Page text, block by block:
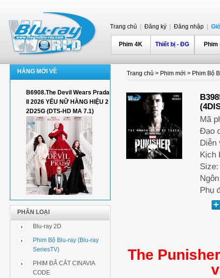
Trang chủ Đăng ký Đăng nhập
Phim 4K Thiết bị - ĐG
HÀNG MỚI VỀ
B6908.The Devil Wears Prada
II 2026 YÊU NỮ HÀNG HIỆU 2
2D25G (DTS-HD MA 7.1)
PHÂN LOẠI
Blu-ray 2D
Phim Bộ Blu-ray (Blu-ray
SeriesTV)
PHIM ĐÃ CẮT CINAVIA
CODE
Trang chủ > Phim mới > Phim Bộ
Mã
Đạo
Diễn
Kịch
Phụ
The